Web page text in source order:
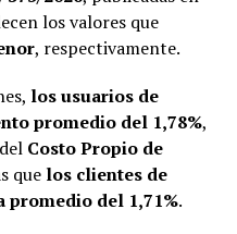
los valores que
, respectivamente.
los usuarios de
promedio del 1,78%,
Costo Propio de
que los clientes de
promedio del 1,71%.